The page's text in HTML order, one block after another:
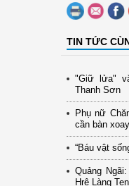
TIN TỨC
"Giữ lửa"
Thanh Sơn
Phụ nữ
cần bàn xoay
“Báu vật
Quảng
Hrê Làng